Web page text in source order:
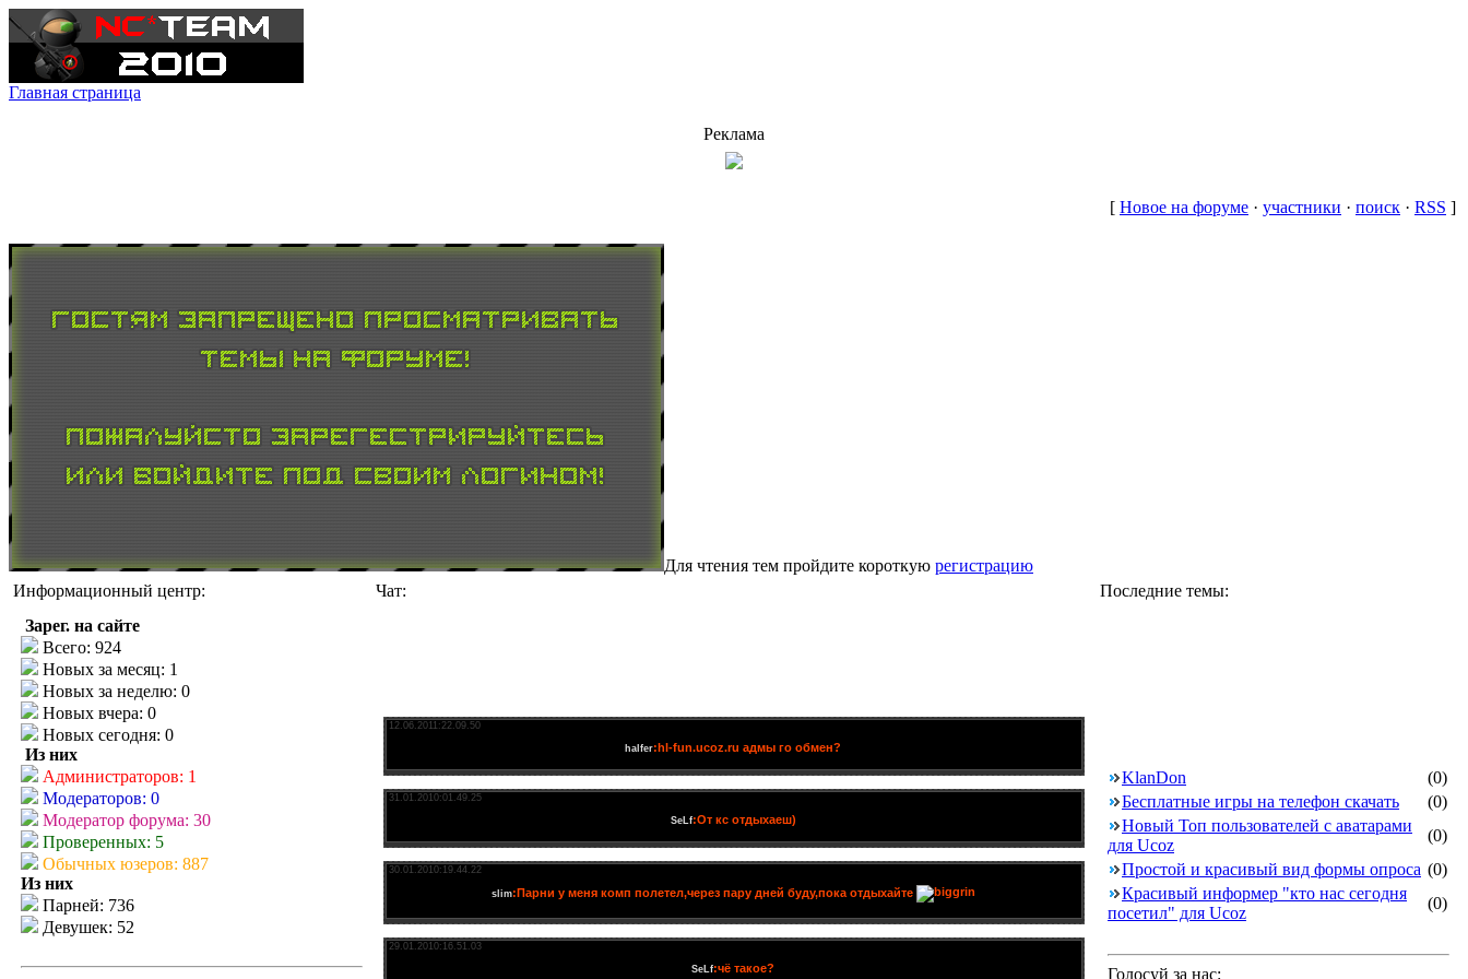
Главная страница
Реклама
[ Новое на форуме · участники · поиск · RSS ]
Для чтения тем пройдите короткую регистрацию
Информационный центр:
Чат:
Последние темы:
Зарег. на сайте
Всего: 924
Новых за месяц: 1
Новых за неделю: 0
Новых вчера: 0
Новых сегодня: 0
Из них
Администраторов: 1
Модераторов: 0
Модератор форума: 30
Проверенных: 5
Обычных юзеров: 887
Из них
Парней: 736
Девушек: 52
KlanDon
(0)
Бесплатные игры на телефон скачать
(0)
Новый Топ пользователей с аватарами
для Ucoz
(0)
Простой и красивый вид формы опроса (0)
Красивый информер "кто нас сегодня
посетил" для Ucoz
(0)
Голосуй за нас: